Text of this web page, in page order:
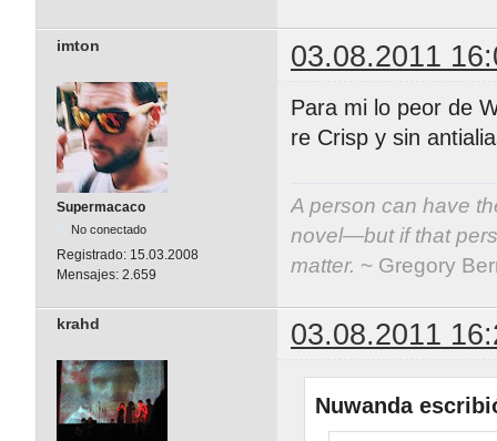
imton 03.08.2011
Supermacaco
No conectado
Registrado: 15.03.2008
Mensajes: 2.659
Para mi lo peor de
re Crisp y sin
A person can have
novel—but if that
matter. ~ Gregory
krahd 03.08.2011
Nuwanda